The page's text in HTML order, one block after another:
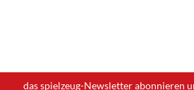
das spielzeug-Newsletter abonnieren